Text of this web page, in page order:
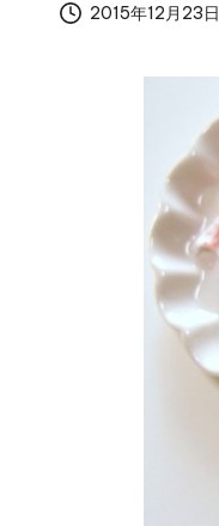
2015年12月23日